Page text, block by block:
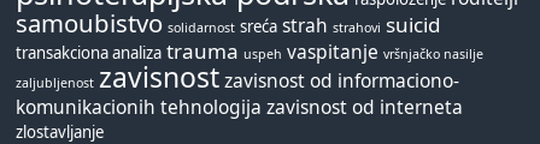
samoubistvo solidarnost sreća strah strahovi suicid
transakciona analiza trauma uspeh vaspitanje vršnjačko nasilje
zaljubljenost zavisnost zavisnost od informaciono-
komunikacionih tehnologija zavisnost od interneta
zlostavljanje